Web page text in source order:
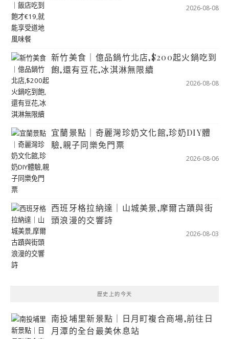
2026-08-08
新竹美食｜億品鍋竹北店,$200起火鍋吃到
飽,還有豆花,冰淇淋無限續
2026-08-08
宜蘭景點｜奇麗灣珍奶文化館,珍奶DIY體
驗,親子同樂免門票
2026-08-06
西班牙格拉納達｜山城美景,摩爾古蹟與街
頭浪漫的交響詩
2026-08-03
歷史上的今天
南投埔里新景點｜日月町複合商場,前往日
月潭的全台最美休息站